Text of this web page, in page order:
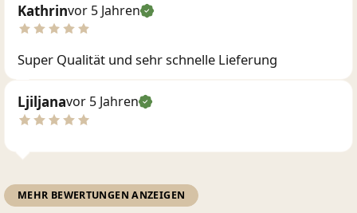
Kathrinvor 5 Jahren
Super Qualität und sehr schnelle Lieferung
Ljiljanavor 5 Jahren
MEHR BEWERTUNGEN ANZEIGEN